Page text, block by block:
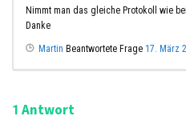
Nimmt man das gleiche Protokoll wie
Danke
Martin Beantwortete Frage 17. März
1 Antwort